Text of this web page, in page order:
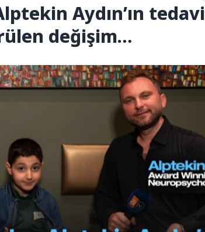
Aydın’ın tedavi
değişim…